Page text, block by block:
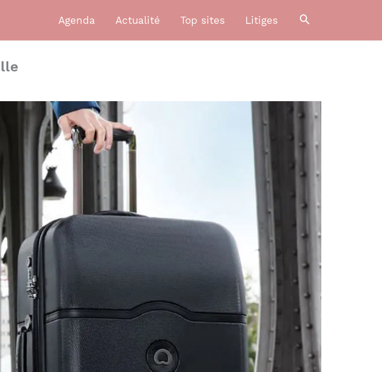
Agenda Actualité Top sites Litiges